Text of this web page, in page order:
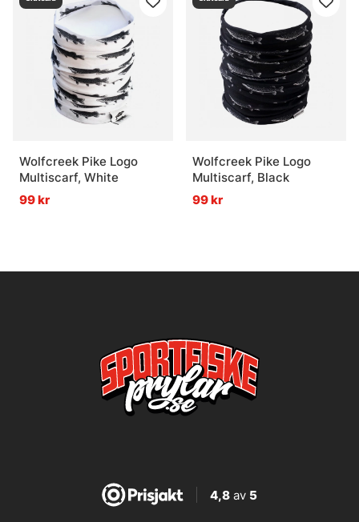
Wolfcreek Pike Logo
Multiscarf, White
99 kr
Wolfcreek Pike Logo
Multiscarf, Black
99 kr
4,8av 5